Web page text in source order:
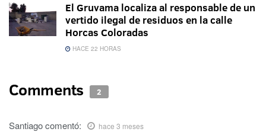
El Gruvama localiza al responsable de un
vertido ilegal de residuos en la calle
Horcas Coloradas
HACE 22 HORAS
Comments 2
Santiagocomentó: hace 3 meses